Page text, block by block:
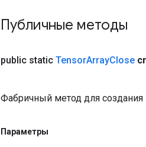
Публичные методы
public static TensorArrayClose
Фабричный метод для
Параметры